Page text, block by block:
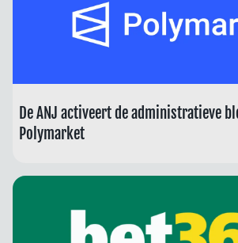
De ANJ activeert de administratieve
Polymarket